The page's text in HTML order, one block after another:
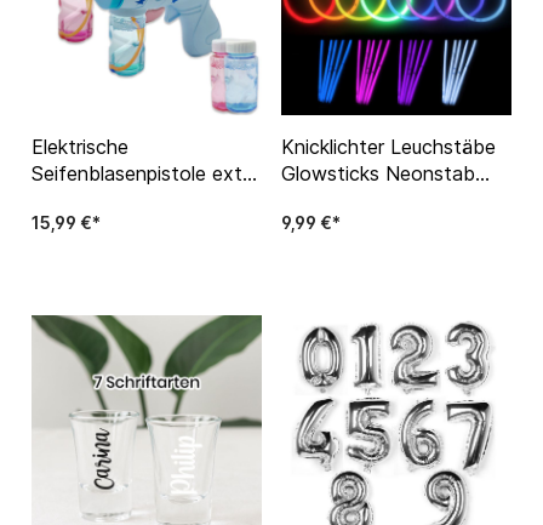
Elektrische
Seifenblasenpistole extra
Seifenblasenmaschine
15,99 €*
Knicklichter Leuchstäbe
Glowsticks Neonstab
Partys,Geburtstage,
9,99 €*